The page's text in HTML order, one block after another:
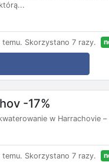
temu. Skorzystano 7 razy.
-17%
w Harrachovie
Skorzystano 7 razy.